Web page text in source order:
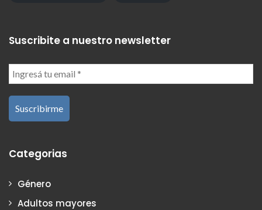
Suscribite a nuestro newsletter
Categorias
Género
Adultos mayores